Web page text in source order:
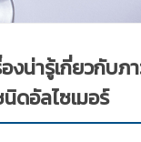
องน่ารู้เกี่ยวกับภ
ดอัลไซเมอร์